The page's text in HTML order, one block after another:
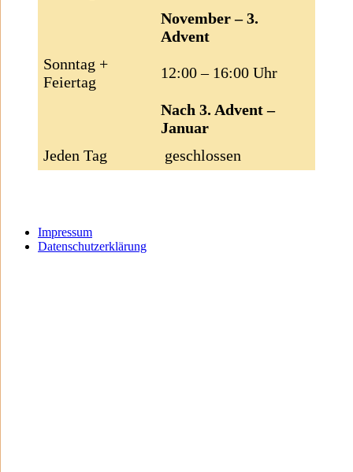
November – 3.
Advent
Sonntag +
Feiertag
12:00 – 16:00 Uhr
Nach 3. Advent –
Januar
Jeden Tag
geschlossen
Impressum
Datenschutzerklärung